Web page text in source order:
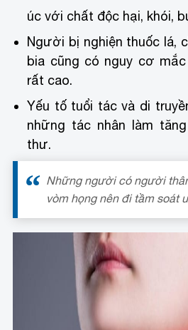
úc với chất độc hại, khói,
Người bị nghiện thuốc lá,
bia cũng có nguy cơ
rất cao.
Yếu tố tuổi tác và di
những tác nhân làm
thư.
Những người có người
vòm họng nên đi tầm soát